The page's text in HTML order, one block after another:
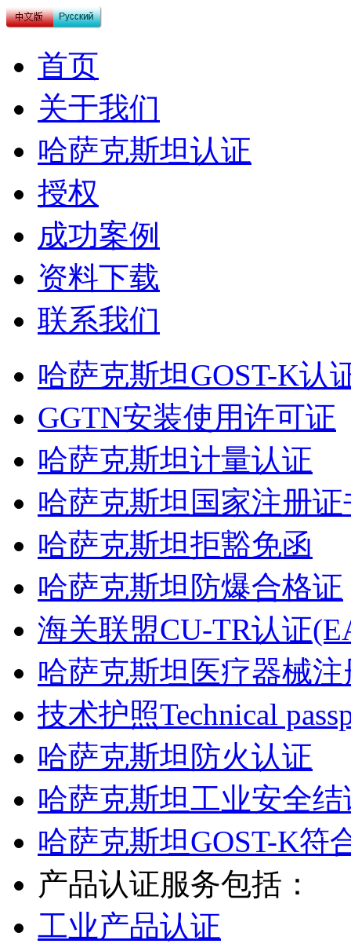
首页
关于我们
哈萨克斯坦认证
授权
成功案例
资料下载
联系我们
哈萨克斯坦GOST-K认
GGTN安装使用许可证
哈萨克斯坦计量认证
哈萨克斯坦国家注册证
哈萨克斯坦拒豁免函
哈萨克斯坦防爆合格证
海关联盟CU-TR认证
哈萨克斯坦医疗器械注
技术护照Technical
哈萨克斯坦防火认证
哈萨克斯坦工业安全结
哈萨克斯坦GOST-K符
产品认证服务包括：
工业产品认证